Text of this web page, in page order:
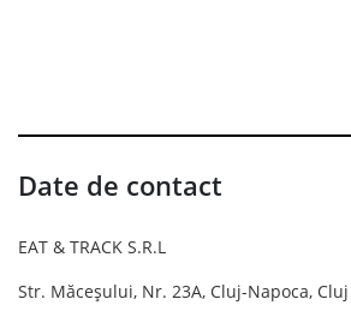
Date de contact
EAT & TRACK S.R.L
Str. Măceșului, Nr. 23A, Cluj-Napoca, Cluj